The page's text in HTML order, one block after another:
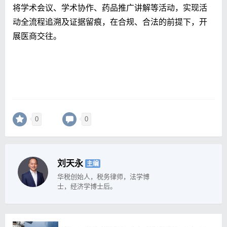
将学术会议、学术协作、药品推广讲解等活动，实现活
动全流程追溯及证据留痕，在合规、合法的前提下，开
展医商交往。
0 0
刘天永 主编
华税创始人，税务律师，法学博
士，经济学博士后。